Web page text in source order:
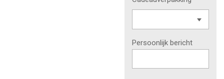
Persoonlijk bericht